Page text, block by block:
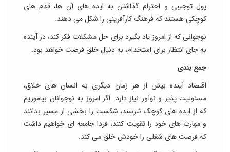
پول توجیبی و احترام گذاشتن به ایده های آن ها، قدم های
کوچکی هستند که فرهنگ کارآفرینی را شکل می دهند.
نوجوانی که از امروز یاد بگیرد برای حل مشکلات فکر کند، در آینده
به جای انتظار برای استخدام، به دنبال خلق فرصت خواهد بود.
جمع بندی
اقتصاد آینده بیش از هر زمان دیگری به انسان های خلاق،
مسئولیت پذیر و نوآور نیاز دارد. اگر امروز به نوجوانان بیاموزیم
که از ایده های کوچک نترسند، شکست را بخشی از مسیر بدانند
و مهارت های خود را تقویت کنند، فردا جامعه ای خواهیم داشت
که فرصت های شغلی را خودش خلق می کند.